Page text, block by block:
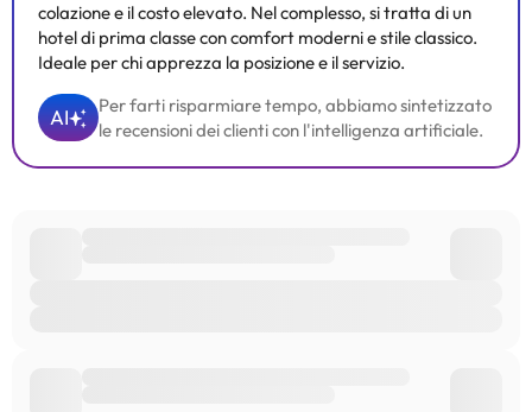
colazione e il costo elevato. Nel complesso, si tratta di un
hotel di prima classe con comfort moderni e stile classico.
Ideale per chi apprezza la posizione e il servizio.
AI
Per farti risparmiare tempo, abbiamo sintetizzato
le recensioni dei clienti con l'intelligenza artificiale.